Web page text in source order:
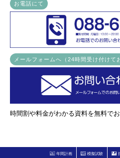
お電話にて
メールフォームへ（24時間受け付けて
時間割や料金がわかる資料を無料でお
年間計画 模擬試験